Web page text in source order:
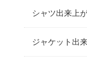
シャツ出来上
ジャケット出